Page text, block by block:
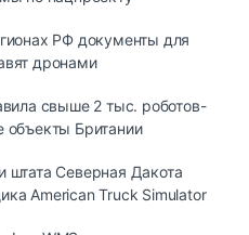
РФ документы для
дронами
свыше 2 тыс. роботов-
объекты Британии
штата Северная Дакота
American Truck Simulator